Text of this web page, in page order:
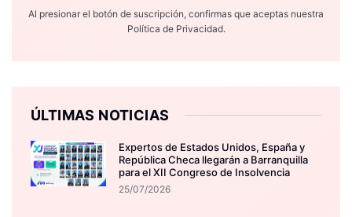
Al presionar el botón de suscripción, confirmas que aceptas nuestra
Política de Privacidad.
ÚLTIMAS NOTICIAS
Expertos de Estados Unidos, España y
República Checa llegarán a Barranquilla
para el XII Congreso de Insolvencia
25/07/2026